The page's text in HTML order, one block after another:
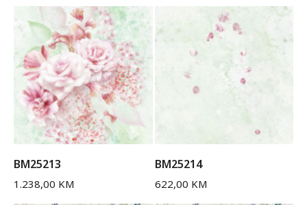
BM25213
1.238,00 KM
BM25214
622,00 KM